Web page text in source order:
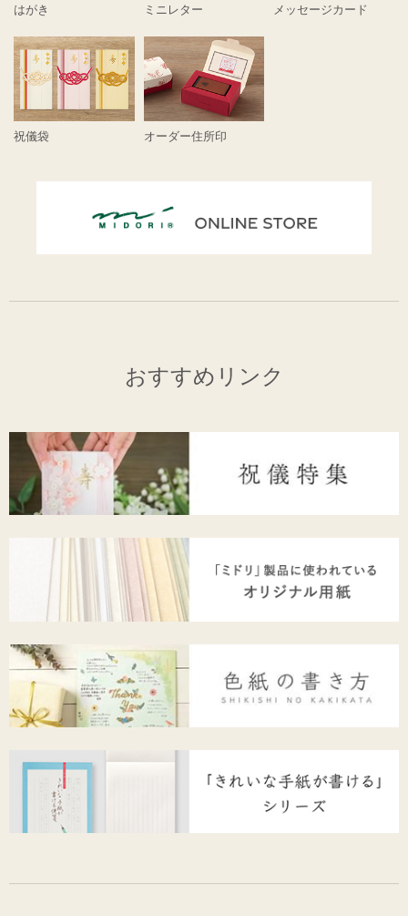
はがき ミニレター メッセージカード
祝儀袋 オーダー住所印
おすすめリンク